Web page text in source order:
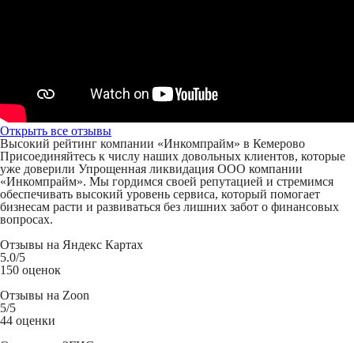
Открыть все отзывы
Высокий рейтинг компании «Инкомпрайм» в Кемерово
Присоединяйтесь к числу наших довольных клиентов, которые
уже доверили Упрощенная ликвидация ООО компании
«Инкомпрайм». Мы гордимся своей репутацией и стремимся
обеспечивать высокий уровень сервиса, который помогает
бизнесам расти и развиваться без лишних забот о финансовых
вопросах.
Отзывы на Яндекс Картах
5.0/5
150 оценок
Отзывы на Zoon
5/5
44 оценки